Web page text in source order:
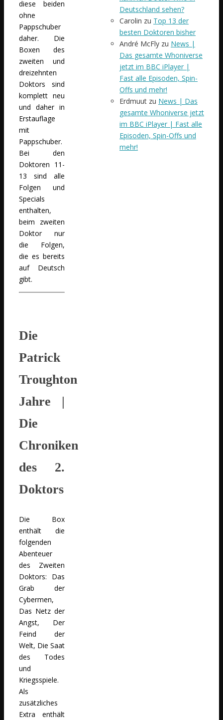
diese beiden
ohne
Pappschuber
daher. Die
Boxen des
zweiten und
dreizehnten
Doktors sind
komplett neu
und daher in
Erstauflage
mit
Pappschuber.
Bei den
Doktoren 11-
13 sind alle
Folgen und
Specials
enthalten,
beim zweiten
Doktor nur
die Folgen,
die es bereits
auf Deutsch
gibt.
Die
Patrick
Troughton
Jahre |
Die
Chroniken
des 2.
Doktors
Die Box
enthält die
folgenden
Abenteuer
des Zweiten
Doktors: Das
Grab der
Cybermen,
Das Netz der
Angst, Der
Feind der
Welt, Die Saat
des Todes
und
Kriegsspiele.
Als
zusätzliches
Extra enthält
Deutschland sehen?
Carolin zu Top 13 der
besten Doktoren bisher
André McFly zu News |
Das gesamte Whoniverse
jetzt im BBC iPlayer |
Fast alle Episoden, Spin-
Offs und mehr!
Erdmuut zu News | Das
gesamte Whoniverse jetzt
im BBC iPlayer | Fast alle
Episoden, Spin-Offs und
mehr!